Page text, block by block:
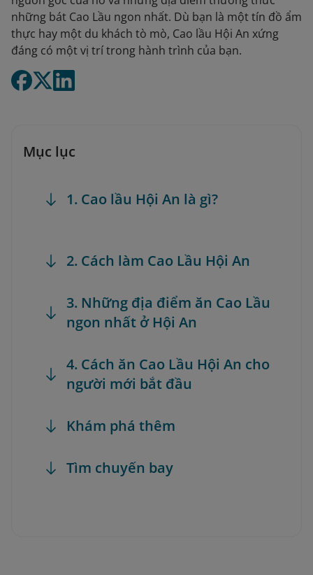
những bát Cao Lầu ngon nhất. Dù bạn là một tín đồ ẩm
thực hay một du khách tò mò, Cao lầu Hội An xứng
đáng có một vị trí trong hành trình của bạn.
Mục lục
1. Cao lầu Hội An là gì?
2. Cách làm Cao Lầu Hội An
3. Những địa điểm ăn Cao Lầu
ngon nhất ở Hội An
4. Cách ăn Cao Lầu Hội An cho
người mới bắt đầu
Khám phá thêm
Tìm chuyến bay